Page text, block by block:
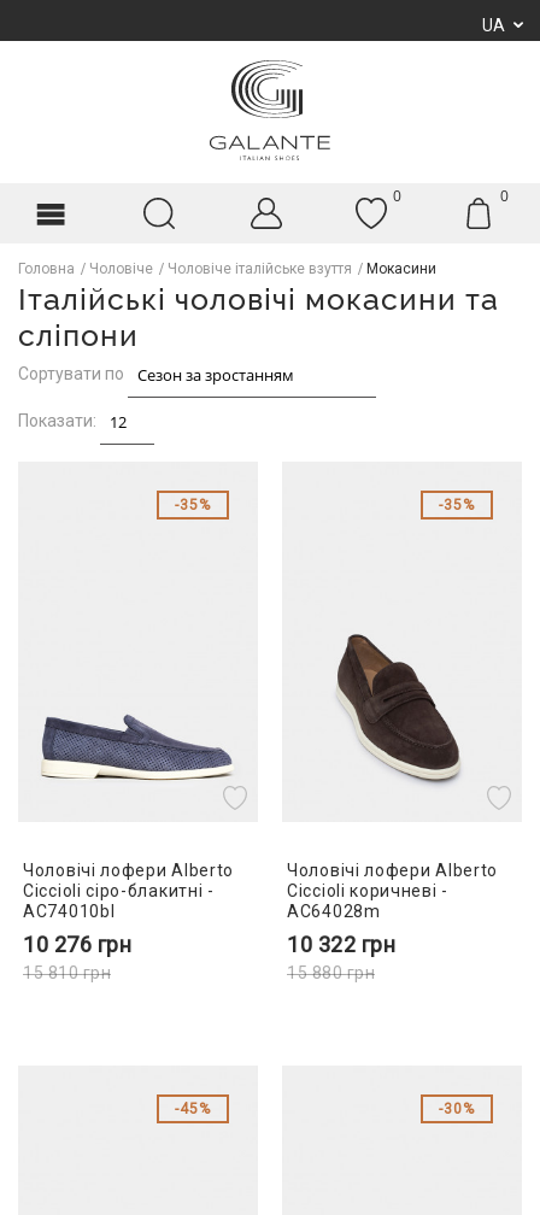
UA
0 0
Головна Чоловіче Чоловіче італійське взуття Мокасини
Італійські чоловічі мокасини та
сліпони
Сортувати по
Показати:
35%
Чоловічі лофери Alberto
Ciccioli сіро-блакитні -
AC74010bl
10 276 грн
15 810грн
35%
Чоловічі лофери Alberto
Ciccioli коричневі -
AC64028m
10 322 грн
15 880грн
45% 30%